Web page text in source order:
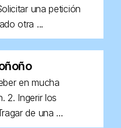
una petición
otra ...
en mucha
2. Ingerir los
de una ...